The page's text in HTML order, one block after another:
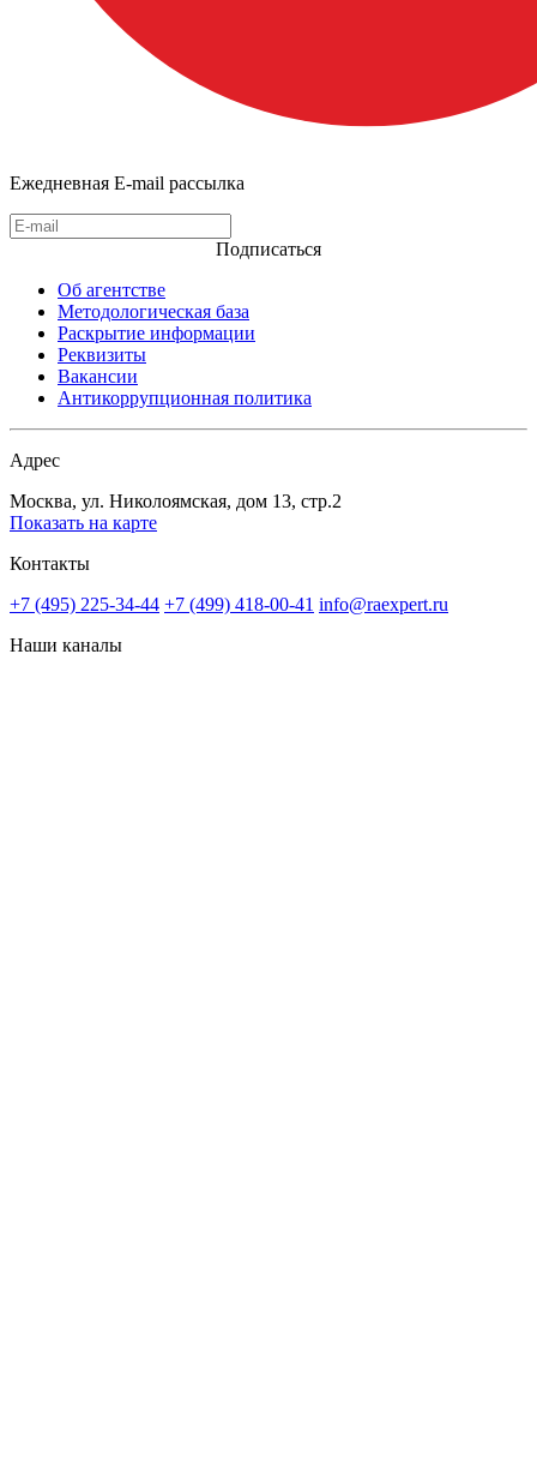
Ежедневная E-mail рассылка
Подписаться
Об агентстве
Методологическая база
Раскрытие информации
Реквизиты
Вакансии
Антикоррупционная политика
Адрес
Москва, ул. Николоямская, дом 13, стр.2
Показать на карте
Контакты
+7 (495) 225-34-44 +7 (499) 418-00-41 info@raexpert.ru
Наши каналы